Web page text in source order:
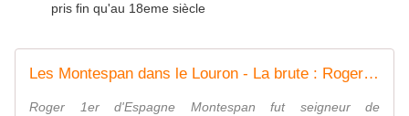
pris fin qu'au 18eme siècle
Les Montespan dans le Louron - La brute : Roger 1er d'Espagne, chevalier du siècle de fer - Les amis de Cazaux - Debat Hautes Pyrénées, France
Roger 1er d'Espagne Montespan fut seigneur de